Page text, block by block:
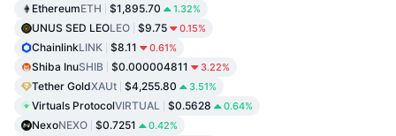
EthereumETH $1,895.70 1.32%
UNUS SED LEOLEO $9.75 0.15%
ChainlinkLINK $8.11 0.61%
Shiba InuSHIB $0.000004811 3.22%
Tether GoldXAUt $4,255.80 3.51%
Virtuals ProtocolVIRTUAL $0.5628 0.64%
NexoNEXO $0.7251 0.42%